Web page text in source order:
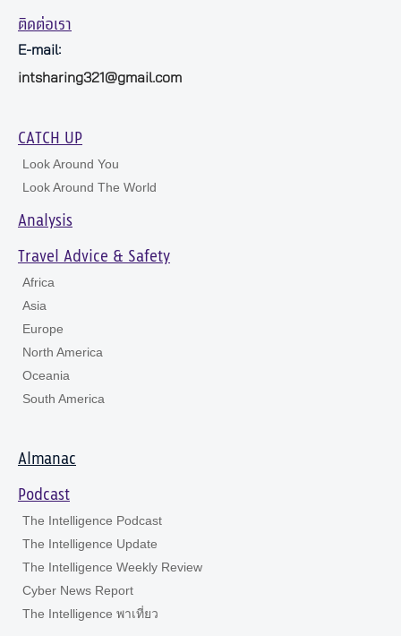
ติดต่อเรา
E-mail:
intsharing321@gmail.com
CATCH UP
Look Around You
Look Around The World
Analysis
Travel Advice & Safety
Africa
Asia
Europe
North America
Oceania
South America
Almanac
Podcast
The Intelligence Podcast
The Intelligence Update
The Intelligence Weekly Review
Cyber News Report
The Intelligence พาเที่ยว